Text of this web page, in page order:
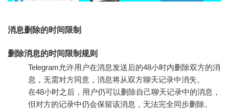
消息删除的时间限制
删除消息的时间限制规则
Telegram允许用户在消息发送后的48小时内删除双方的消
息，无需对方同意，消息将从双方聊天记录中消失。
在48小时之后，用户仍可以删除自己聊天记录中的消息，
但对方的记录中仍会保留该消息，无法完全同步删除。